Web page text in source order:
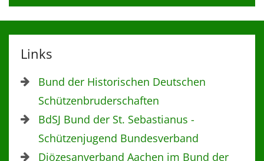
Links
Bund der Historischen Deutschen
Schützenbruderschaften
BdSJ Bund der St. Sebastianus -
Schützenjugend Bundesverband
Diözesanverband Aachen im Bund der